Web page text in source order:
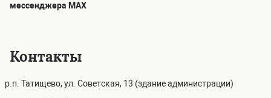
мессенджера MAX
Контакты
р.п. Татищево, ул. Советская, 13 (здание администрации)